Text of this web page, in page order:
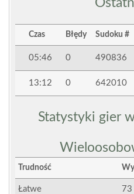
Czas Błędy Sudoku #
05:46 0 490836
13:12 0 642010
Statystyki gier
Trudność
Łatwe 73